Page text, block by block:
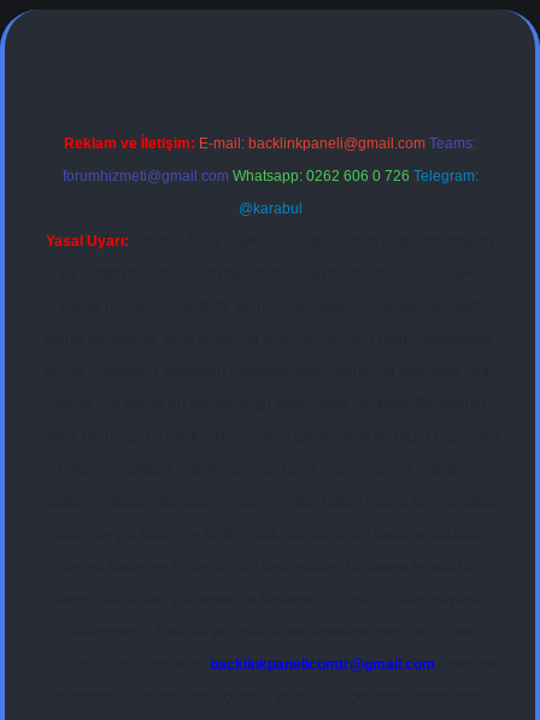
adresi
Reklam ve İletişim: E-mail: backlinkpaneli@gmail.com Teams:
forumhizmeti@gmail.com Whatsapp: 0262 606 0 726 Telegram:
@karabul
Yasal Uyarı:
backlinkpanelicomtr@gmail.com